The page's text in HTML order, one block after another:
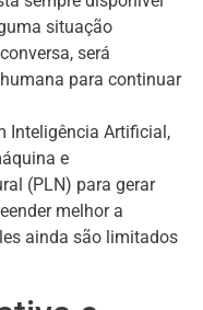
situação
será
para continuar
Inteligência Artificial,
e
(PLN) para gerar
melhor a
ainda são limitados